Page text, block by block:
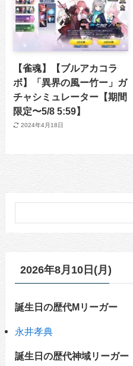
【雀魂】【ブルアカコラ
ボ】「異界の風ー竹ー」ガ
チャシミュレーター【期間
限定〜5/8 5:59】
2024年4月18日
2026年8月10日(月)
誕生日の歴代Mリーガー
永井孝典
誕生日の歴代神域リーガー